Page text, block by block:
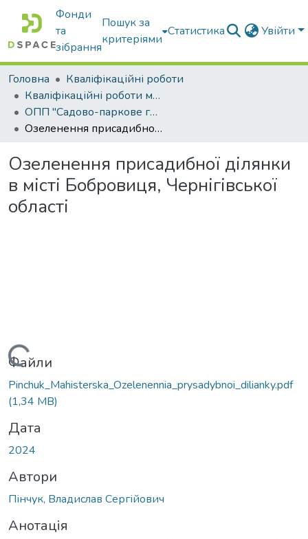
Фонди
та
зібрання
Пошук за
критеріями
Статистика Увійти
Головна
Кваліфікаційні роботи
Кваліфікаційні роботи магістрів
ОПП "Садово-паркове господарство"
Озеленення присадибної ділянки в місті Бобровиця, Чернігівської області
Озеленення присадибної ділянки
в місті Бобровиця, Чернігівської
області
Файли
Pinchuk_Mahisterska_Ozelenennia_prysadybnoi_dilianky.pdf
(1,34 MB)
Дата
2024
Автори
Пінчук, Владислав Сергійович
Анотація